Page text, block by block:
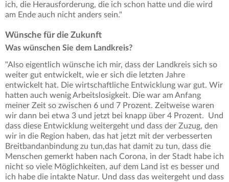
ich, die Herausforderung, die ich schon hatte und die wird
am Ende auch nicht anders sein."
Wünsche für die Zukunft
Was wünschen Sie dem Landkreis?
"Also eigentlich wünsche ich mir, dass der Landkreis sich so
weiter gut entwickelt, wie er sich die letzten Jahre
entwickelt hat. Die wirtschaftliche Entwicklung war gut. Wir
hatten auch wenig Arbeitslosigkeit. Die war am Anfang
meiner Zeit so zwischen 6 und 7 Prozent. Zeitweise waren
wir dann bei etwa 3 und jetzt bei knapp über 4 Prozent. Und
dass diese Entwicklung weitergeht und dass der Zuzug, den
wir in die Region haben, das hat jetzt mit der verbesserten
Breitbandanbindung zu tun,das hat damit zu tun, dass die
Menschen gemerkt haben nach Corona, in der Stadt habe ich
nicht so viele Möglichkeiten, auf dem Land ist es besser und
ich habe die intakte Natur. Und dass das weitergeht und dass